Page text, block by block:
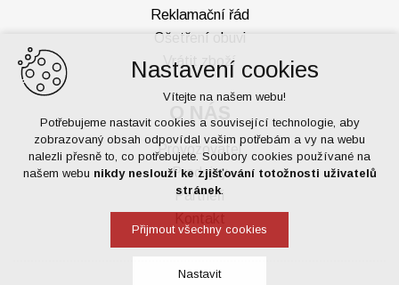
O NÁS
Provozovatel
Prodejny
Partneři
Reklamační řád
Ošetření obuvi
Vrátit zboží
Nastavení cookies
Vítejte na našem webu!
Potřebujeme nastavit cookies a související technologie, aby
zobrazovaný obsah odpovídal vašim potřebám a vy na webu
nalezli přesně to, co potřebujete. Soubory cookies používané na
našem webu nikdy neslouží ke zjišťování totožnosti uživatelů
stránek.
Přijmout všechny cookies
Nastavit